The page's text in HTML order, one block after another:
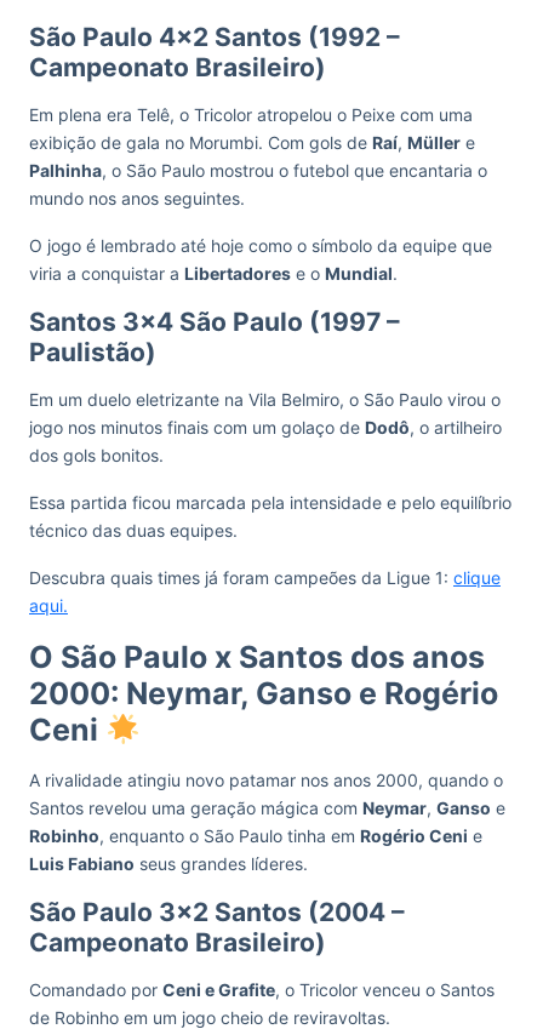
São Paulo 4×2 Santos (1992 –
Campeonato Brasileiro)
Em plena era Telê, o Tricolor atropelou o Peixe com uma
exibição de gala no Morumbi. Com gols de Raí, Müller e
Palhinha, o São Paulo mostrou o futebol que encantaria o
mundo nos anos seguintes.
O jogo é lembrado até hoje como o símbolo da equipe que
viria a conquistar a Libertadores e o Mundial.
Santos 3×4 São Paulo (1997 –
Paulistão)
Em um duelo eletrizante na Vila Belmiro, o São Paulo virou o
jogo nos minutos finais com um golaço de Dodô, o artilheiro
dos gols bonitos.
Essa partida ficou marcada pela intensidade e pelo equilíbrio
técnico das duas equipes.
Descubra quais times já foram campeões da Ligue 1: clique
aqui.
O São Paulo x Santos dos anos
2000: Neymar, Ganso e Rogério
Ceni
A rivalidade atingiu novo patamar nos anos 2000, quando o
Santos revelou uma geração mágica com Neymar, Ganso e
Robinho, enquanto o São Paulo tinha em Rogério Ceni e
Luis Fabiano seus grandes líderes.
São Paulo 3×2 Santos (2004 –
Campeonato Brasileiro)
Comandado por Ceni e Grafite, o Tricolor venceu o Santos
de Robinho em um jogo cheio de reviravoltas.